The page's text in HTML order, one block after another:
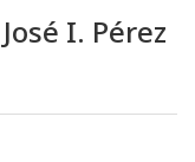
I. Pérez